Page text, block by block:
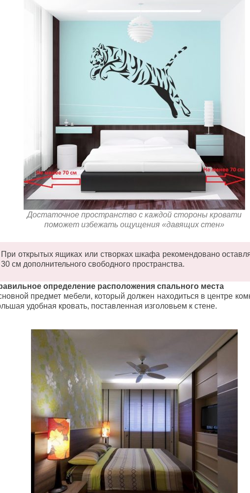
Достаточное пространство с каждой стороны кровати
поможет избежать ощущения «давящих стен»
При открытых ящиках или створках шкафа рекомендовано
30 см дополнительного свободного пространства.
определение расположения спального места
предмет мебели, который должен находиться в центре
удобная кровать, поставленная изголовьем к стене.